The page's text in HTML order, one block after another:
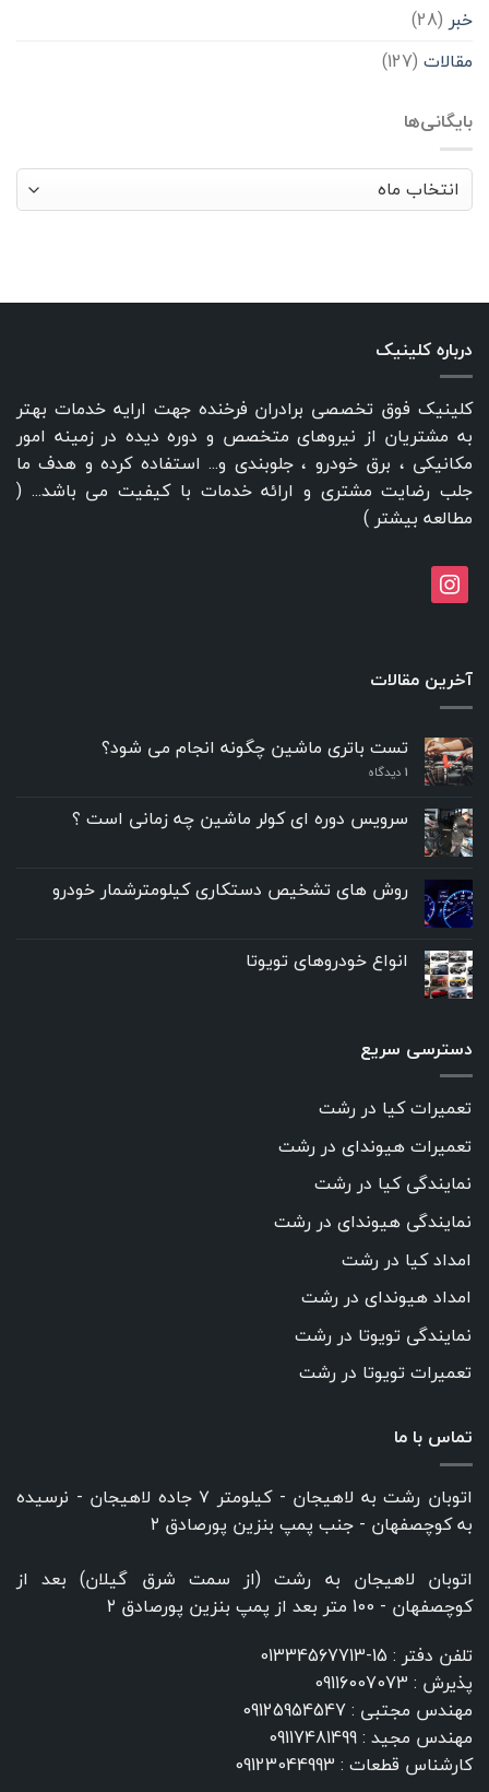
خبر (28)
مقالات (127)
بایگانی‌ها
بایگانی‌ها
درباره کلینیک
کلینیک فوق تخصصی برادران فرخنده جهت ارایه خدمات بهتر
به مشتریان از نیروهای متخصص و دوره دیده در زمینه امور
مکانیکی ، برق خودرو ، جلوبندی و... استفاده کرده و هدف ما
جلب رضایت مشتری و ارائه خدمات با کیفیت می باشد... (
مطالعه بیشتر )
instagram
آخرین مقالات
تست باتری ماشین چگونه انجام می شود؟
۱ دیدگاه
سرویس دوره ای کولر ماشین چه زمانی است ؟
روش های تشخیص دستکاری کیلومترشمار خودرو
انواع خودروهای تویوتا
دسترسی سریع
تعمیرات کیا در رشت
تعمیرات هیوندای در رشت
نمایندگی کیا در رشت
نمایندگی هیوندای در رشت
امداد کیا در رشت
امداد هیوندای در رشت
نمایندگی تویوتا در رشت
تعمیرات تویوتا در رشت
تماس با ما
اتوبان رشت به لاهیجان - کیلومتر ۷ جاده لاهیجان - نرسیده
به کوچصفهان - جنب پمپ بنزین پورصادق ۲
اتوبان لاهیجان به رشت (از سمت شرق گیلان) بعد از
کوچصفهان - 100 متر بعد از پمپ بنزین پورصادق ۲
تلفن دفتر : 15-01334567713
پذیرش : 09116007073
مهندس مجتبی :09125954547
مهندس مجید :09117481499
کارشناس قطعات : 09123044993